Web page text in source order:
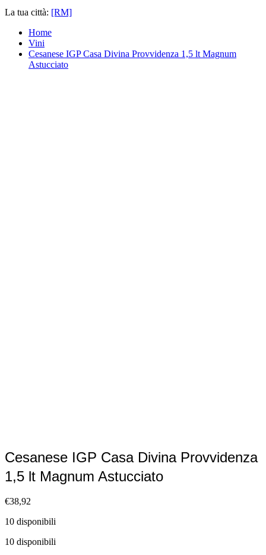
La tua città: [RM]
Home
Vini
Cesanese IGP Casa Divina Provvidenza 1,5 lt Magnum
Astucciato
Cesanese IGP Casa Divina Provvidenza
1,5 lt Magnum Astucciato
€38,92
10 disponibili
10 disponibili